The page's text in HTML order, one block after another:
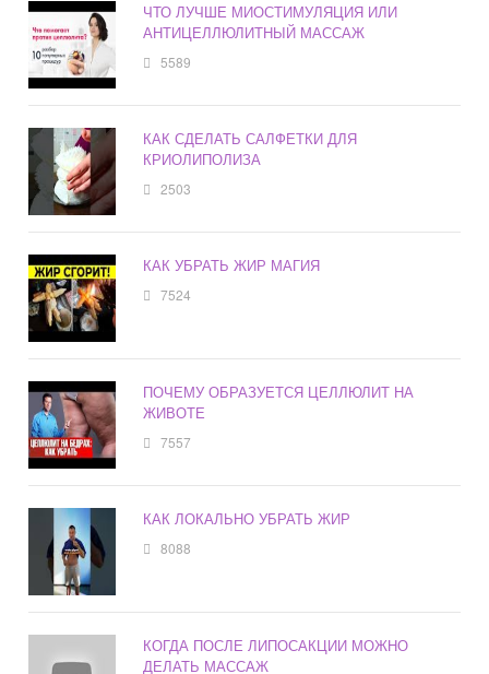
ЧТО ЛУЧШЕ МИОСТИМУЛЯЦИЯ ИЛИ
АНТИЦЕЛЛЮЛИТНЫЙ МАССАЖ
5589
КАК СДЕЛАТЬ САЛФЕТКИ ДЛЯ
КРИОЛИПОЛИЗА
2503
КАК УБРАТЬ ЖИР МАГИЯ
7524
ПОЧЕМУ ОБРАЗУЕТСЯ ЦЕЛЛЮЛИТ НА
ЖИВОТЕ
7557
КАК ЛОКАЛЬНО УБРАТЬ ЖИР
8088
КОГДА ПОСЛЕ ЛИПОСАКЦИИ МОЖНО
ДЕЛАТЬ МАССАЖ